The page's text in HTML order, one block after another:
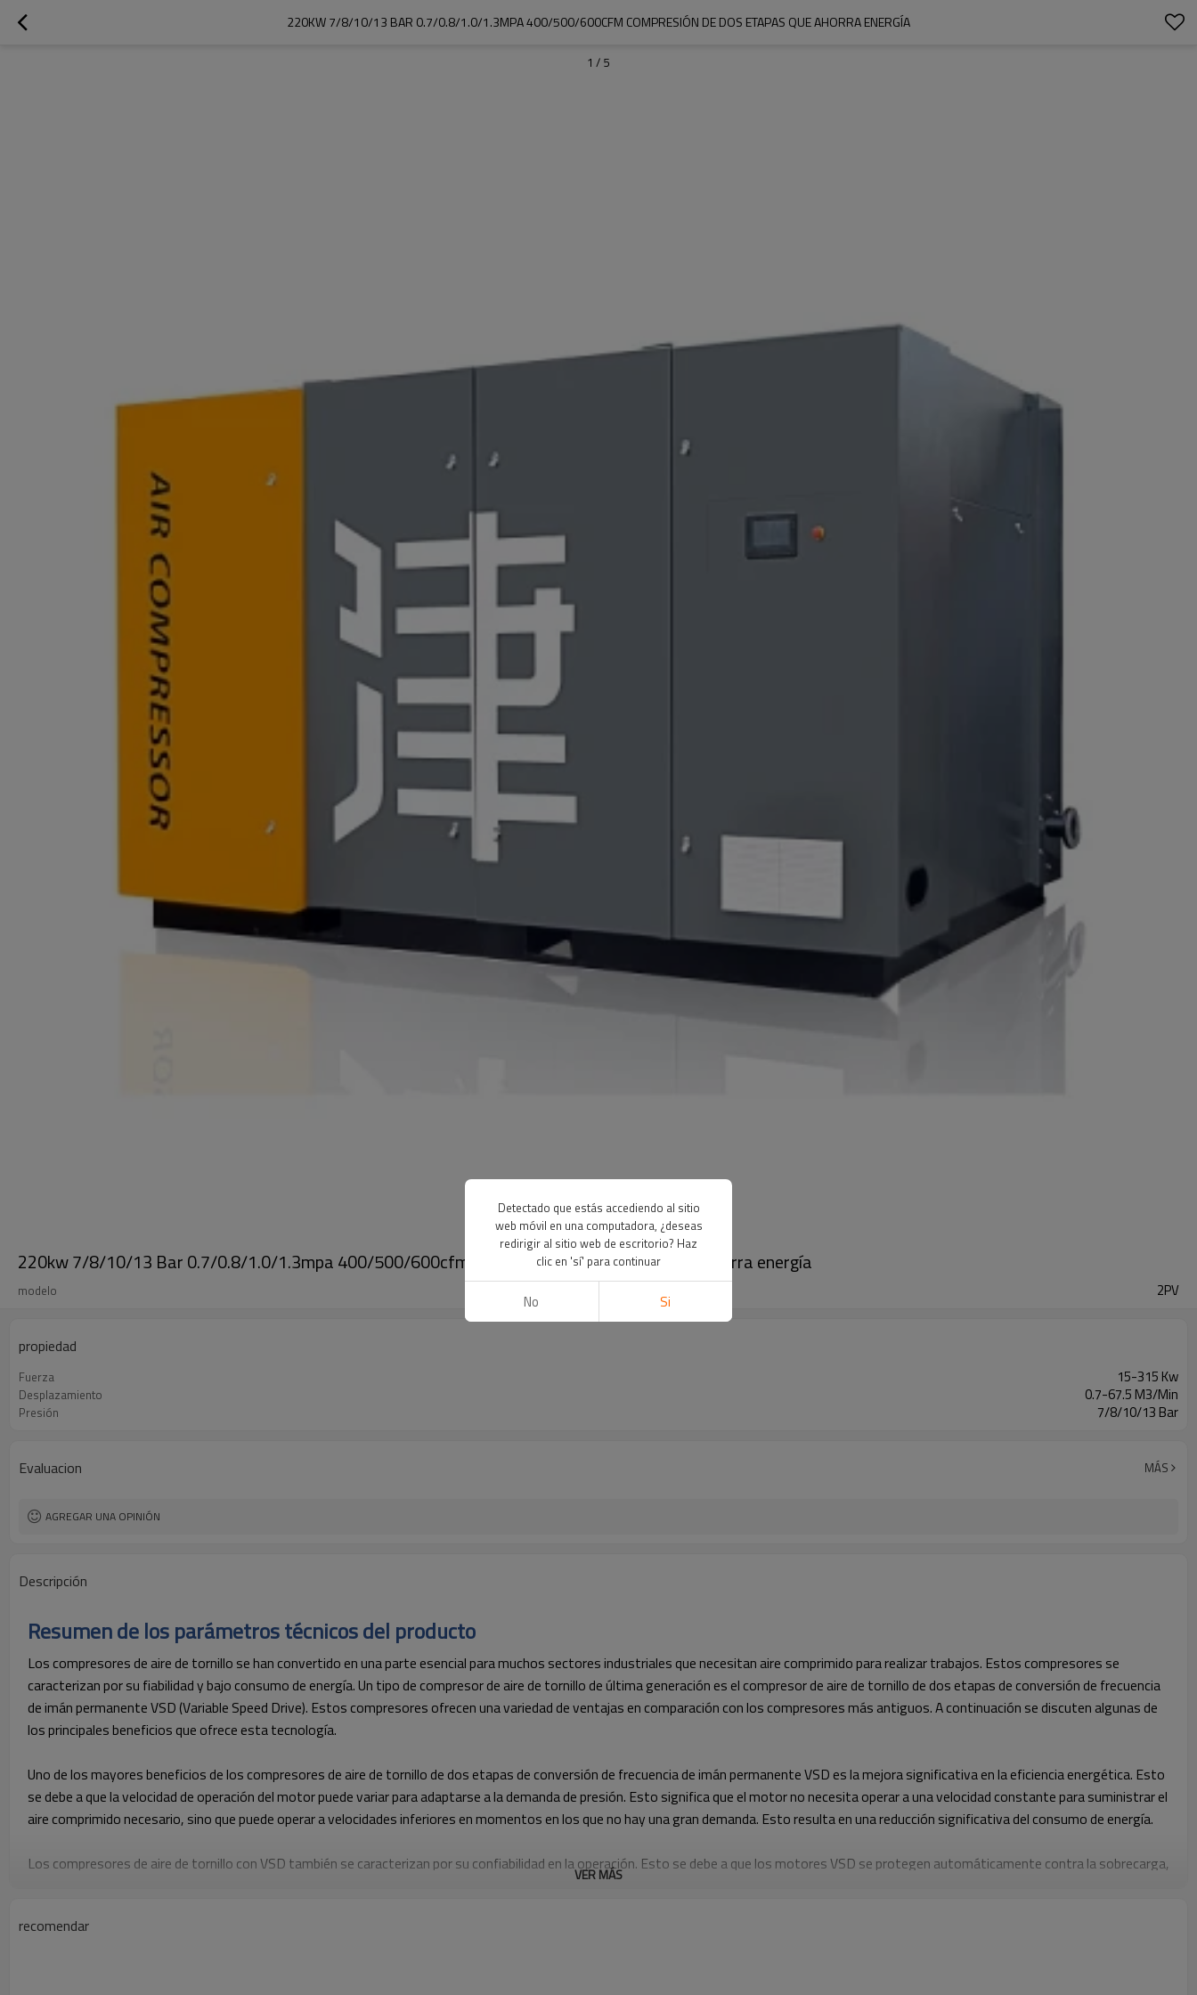
220KW 7/8/10/13 BAR 0.7/0.8/1.0/1.3MPA 400/500/600CFM COMPRESIÓN DE DOS ETAPAS QUE AHORRA ENERGÍA
1 / 5
220kw 7/8/10/13 Bar 0.7/0.8/1.0/1.3mpa 400/500/600cfm Compresión de dos etapas que ahorra energía
modelo 2PV
propiedad
Fuerza 15-315 Kw
Desplazamiento 0.7-67.5 M3/Min
Presión 7/8/10/13 Bar
Evaluacion MÁS
AGREGAR UNA OPINIÓN
Descripción
Resumen de los parámetros técnicos del producto
Los compresores de aire de tornillo se han convertido en una parte esencial para muchos sectores industriales que necesitan aire comprimido para realizar trabajos. Estos compresores se
caracterizan por su fiabilidad y bajo consumo de energía. Un tipo de compresor de aire de tornillo de última generación es el compresor de aire de tornillo de dos etapas de conversión de frecuencia
de imán permanente VSD (Variable Speed Drive). Estos compresores ofrecen una variedad de ventajas en comparación con los compresores más antiguos. A continuación se discuten algunas de
los principales beneficios que ofrece esta tecnología.
Uno de los mayores beneficios de los compresores de aire de tornillo de dos etapas de conversión de frecuencia de imán permanente VSD es la mejora significativa en la eficiencia energética. Esto
se debe a que la velocidad de operación del motor puede variar para adaptarse a la demanda de presión. Esto significa que el motor no necesita operar a una velocidad constante para suministrar el
aire comprimido necesario, sino que puede operar a velocidades inferiores en momentos en los que no hay una gran demanda. Esto resulta en una reducción significativa del consumo de energía.
Los compresores de aire de tornillo con VSD también se caracterizan por su confiabilidad en la operación. Esto se debe a que los motores VSD se protegen automáticamente contra la sobrecarga,
lo que significa que el motor no se estropeará si se produce un pic de demanda inesperado. Además, la desconexión automática del motor ahorra energía cuando no hay demanda.
Otra ventaja importante de los compresores de aire de tornillo con VSD es el alto rendimiento que pueden alcanzar. Esto es debido a que el compresor puede mantener presiones de operación
VER MÁS
recomendar
Detectado que estás accediendo al sitio
web móvil en una computadora, ¿deseas
redirigir al sitio web de escritorio? Haz
clic en 'sí' para continuar
No Si